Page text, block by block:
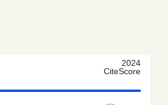
2024
CiteScore